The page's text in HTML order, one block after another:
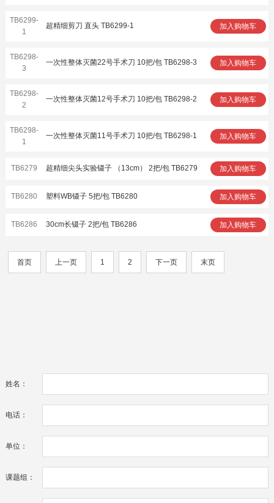
TB6299-
1
超精细剪刀 直头 TB6299-1 加入购物车
TB6298-
3
一次性整体灭菌22号手术刀 10把/包 TB6298-3 加入购物车
TB6298-
2
一次性整体灭菌12号手术刀 10把/包 TB6298-2 加入购物车
TB6298-
1
一次性整体灭菌11号手术刀 10把/包 TB6298-1 加入购物车
TB6279 超精细尖头实验镊子 （13cm） 2把/包 TB6279 加入购物车
TB6280 塑料WB镊子 5把/包 TB6280 加入购物车
TB6286 30cm长镊子 2把/包 TB6286 加入购物车
首页 上一页 1 2 下一页 末页
姓名：
电话：
单位：
课题组：